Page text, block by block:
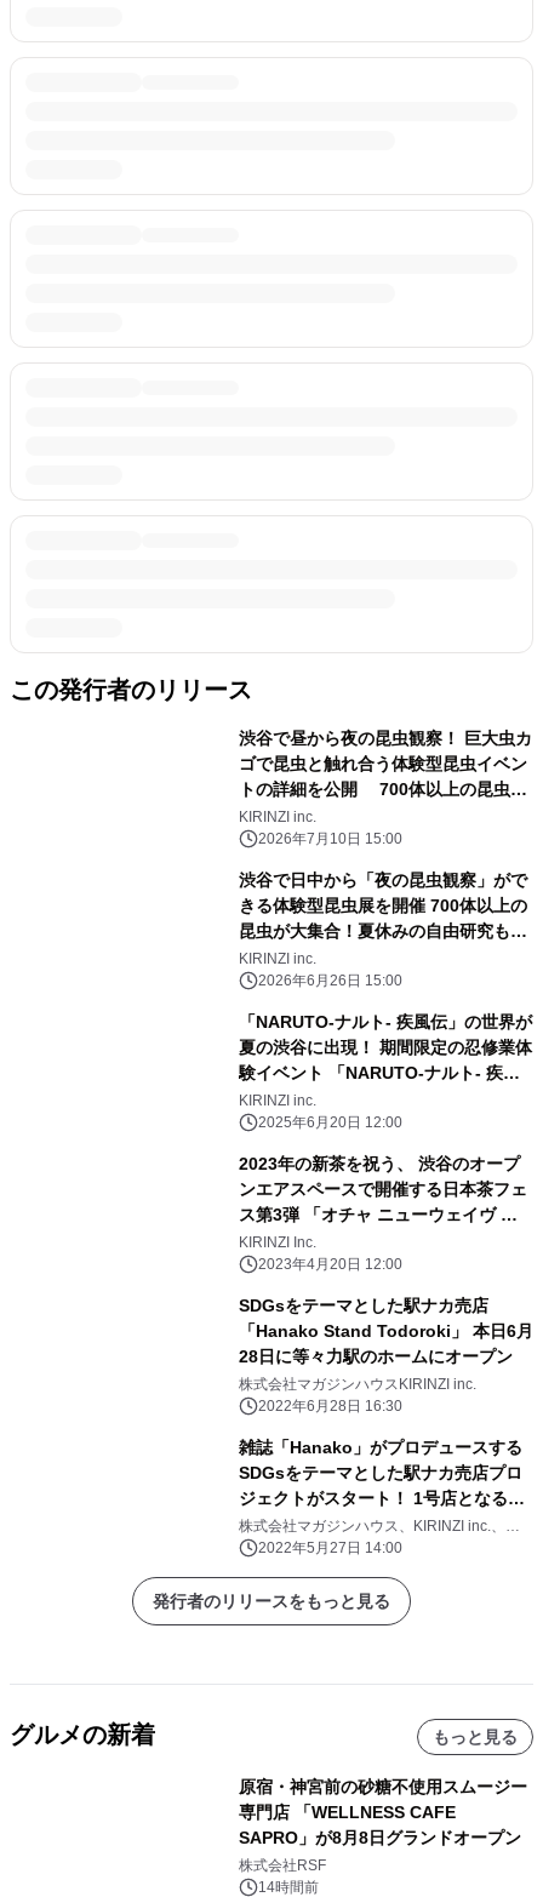
この発行者のリリース
渋谷で昼から夜の昆虫観察！ 巨大虫カ
ゴで昆虫と触れ合う体験型昆虫イベン
トの詳細を公開 700体以上の昆虫が
集結、夏休みの自由研究もサポート
KIRINZI inc.
2026年7月10日 15:00
渋谷で日中から「夜の昆虫観察」がで
きる体験型昆虫展を開催 700体以上の
昆虫が大集合！夏休みの自由研究もサ
ポート
KIRINZI inc.
2026年6月26日 15:00
「NARUTO-ナルト- 疾風伝」の世界が
夏の渋谷に出現！ 期間限定の忍修業体
験イベント 「NARUTO-ナルト- 疾風
伝 忍スカウトキャラバン」開幕！
KIRINZI inc.
2025年6月20日 12:00
2023年の新茶を祝う、 渋谷のオープ
ンエアスペースで開催する日本茶フェ
ス第3弾 「オチャ ニューウェイヴ フ
ェス 2023」 at JINNAN HOUSE(渋谷
区神南) 5月13日(土)・14日(日)開催の
KIRINZI Inc.
2023年4月20日 12:00
SDGsをテーマとした駅ナカ売店
「Hanako Stand Todoroki」 本日6月
28日に等々力駅のホームにオープン
株式会社マガジンハウスKIRINZI inc.
2022年6月28日 16:30
雑誌「Hanako」がプロデュースする
SDGsをテーマとした駅ナカ売店プロ
ジェクトがスタート！ 1号店となる
「Hanako Stand Todoroki」が 6月
28日等々力駅のホームにオープン
株式会社マガジンハウス、KIRINZI inc.、東
急株式会社、東急電鉄株式会社
2022年5月27日 14:00
発行者のリリースをもっと見る
グルメの新着 もっと見る
原宿・神宮前の砂糖不使用スムージー
専門店 「WELLNESS CAFE
SAPRO」が8月8日グランドオープン
株式会社RSF
14時間前